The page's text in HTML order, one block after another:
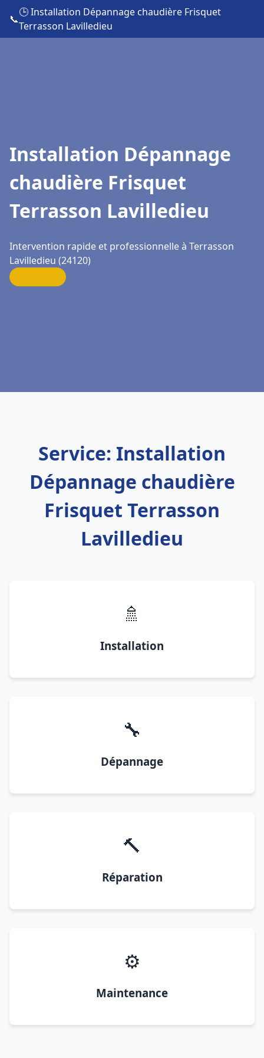
📞
🕒 Installation Dépannage chaudière Frisquet
Terrasson Lavilledieu
Installation Dépannage
chaudière Frisquet
Terrasson Lavilledieu
Intervention rapide et professionnelle à Terrasson
Lavilledieu (24120)
Service: Installation
Dépannage chaudière
Frisquet Terrasson
Lavilledieu
🚿
Installation
🔧
Dépannage
🔨
Réparation
⚙️
Maintenance